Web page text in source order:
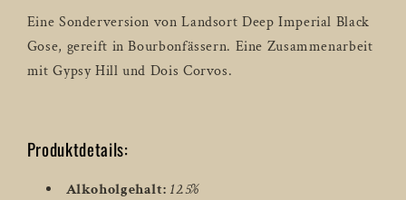
CL
CL
Eine Sonderversion von Landsort Deep Imperial Black
Gose, gereift in Bourbonfässern. Eine Zusammenarbeit
mit Gypsy Hill und Dois Corvos.
Produktdetails:
Alkoholgehalt: 12.5%